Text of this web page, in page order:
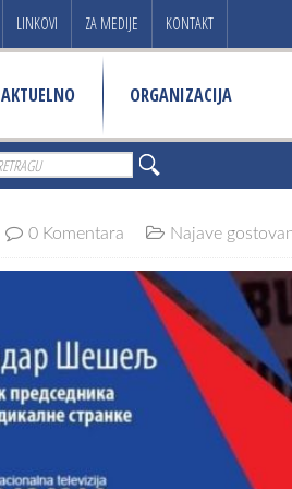
LINKOVI ZA MEDIJE KONTAKT
AKTUELNO ORGANIZACIJA
0 Komentara Najave